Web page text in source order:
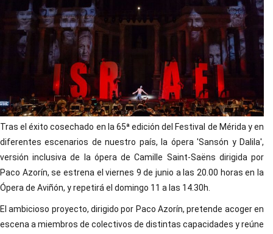
Tras el éxito cosechado en la 65ª edición del Festival de Mérida y en
diferentes escenarios de nuestro país, la ópera 'Sansón y Dalila',
versión inclusiva de la ópera de Camille Saint-Saëns dirigida por
Paco Azorín, se estrena el viernes 9 de junio a las 20.00 horas en la
Ópera de Aviñón, y repetirá el domingo 11 a las 14.30h.
El ambicioso proyecto, dirigido por Paco Azorín, pretende acoger en
escena a miembros de colectivos de distintas capacidades y reúne